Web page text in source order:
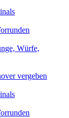
Würfe,
vergeben